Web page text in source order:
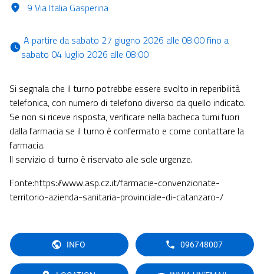
9 Via Italia Gasperina
sabato 04 luglio 2026 alle 08:00
Si segnala che il turno potrebbe essere svolto in reperibilità
telefonica, con numero di telefono diverso da quello indicato.
Se non si riceve risposta, verificare nella bacheca turni fuori
dalla farmacia se il turno è confermato e come contattare la
farmacia.
Il servizio di turno è riservato alle sole urgenze.
Fonte:https://www.asp.cz.it/farmacie-convenzionate-
territorio-azienda-sanitaria-provinciale-di-catanzaro-/
INFO 096748007